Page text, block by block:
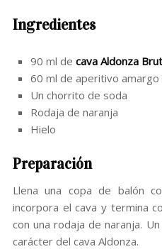
Ingredientes
90 ml de cava Aldonza
60 ml de aperitivo
Un chorrito de soda
Rodaja de naranja
Hielo
Preparación
Llena una copa de balón
incorpora el cava y termina
con una rodaja de naranja.
carácter del cava Aldonza.